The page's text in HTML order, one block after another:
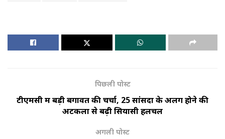
पिछली पोस्ट
टीएमसी में बड़ी बगावत की चर्चा, 25 सांसदों के अलग होने की
अटकलों से बढ़ी सियासी हलचल
अगली पोस्ट